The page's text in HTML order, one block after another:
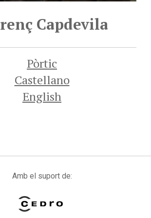
Capdevila
Pòrtic
Castellano
English
Amb el suport de: